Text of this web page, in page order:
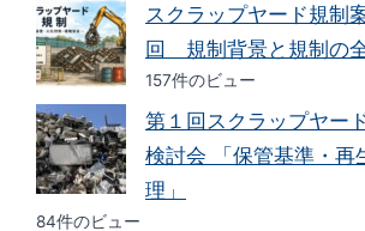
スクラップヤード規制
回 規制背景と規制の全
157件のビュー
第１回スクラップヤー
検討会 「保管基準・再
理」
84件のビュー